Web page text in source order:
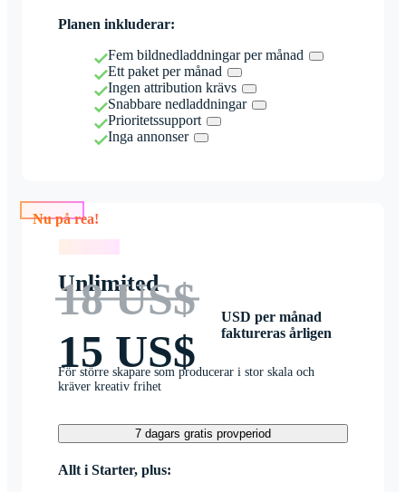
Planen inkluderar:
Fem bildnedladdningar per månad
Ett paket per månad
Ingen attribution krävs
Snabbare nedladdningar
Prioritetssupport
Inga annonser
Nu på rea!
Unlimited
18 US$
15 US$
USD per månad
faktureras årligen
För större skapare som producerar i stor skala och
kräver kreativ frihet
7 dagars gratis provperiod
Allt i Starter, plus: